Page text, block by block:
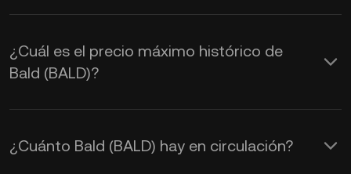
¿Cuál es el precio máximo histórico de
Bald (BALD)?
¿Cuánto Bald (BALD) hay en circulación?